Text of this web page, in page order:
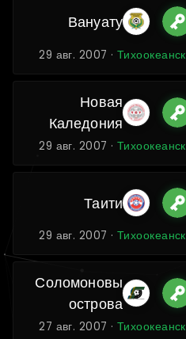
Вануату
29 авг. 2007 ·
Новая
Каледония
29 авг. 2007 ·
Таити
29 авг. 2007 ·
Соломоновы
острова
27 авг. 2007 ·